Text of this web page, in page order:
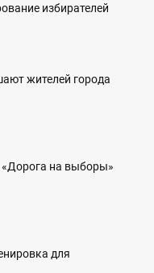
избирателей
жителей города
«Дорога на выборы»
для